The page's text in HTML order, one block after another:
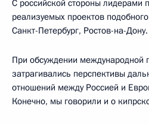
С российской стороны лидерами
реализуемых проектов
Санкт-Петербург, Ростов-на-Дону.
При обсуждении международной
затрагивались перспективы
отношений между Россией и
Конечно, мы говорили и о